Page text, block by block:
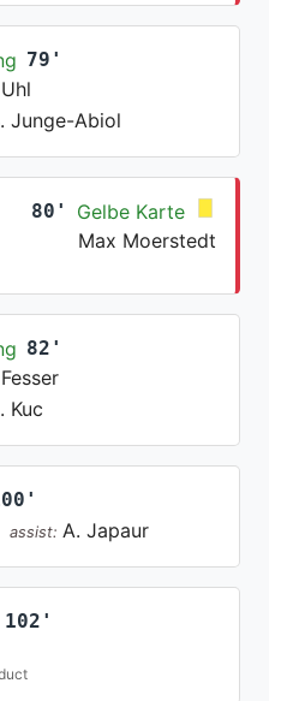
79'
Junge-Abiol
80'
Gelbe Karte
Max Moerstedt
82'
Kuc
assist: A. Japaur
102'